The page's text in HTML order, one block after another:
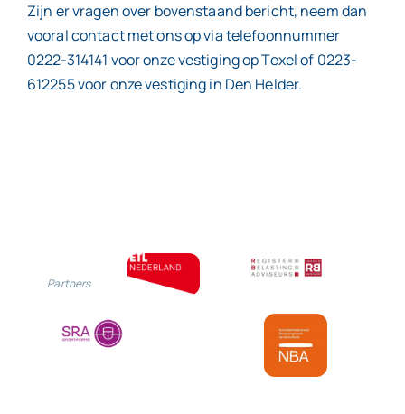
Zijn er vragen over bovenstaand bericht, neem dan
vooral contact met ons op via telefoonnummer
0222-314141 voor onze vestiging op Texel of 0223-
612255 voor onze vestiging in Den Helder.
Partners